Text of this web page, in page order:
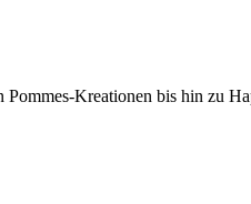
Kreationen bis hin zu